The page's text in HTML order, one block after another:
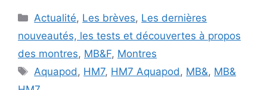
Catégories
Actualité, Les brèves, Les dernières
nouveautés, les tests et découvertes à propos
des montres, MB&F, Montres
Étiquettes
Aquapod , HM7, HM7 Aquapod , MB&, MB&